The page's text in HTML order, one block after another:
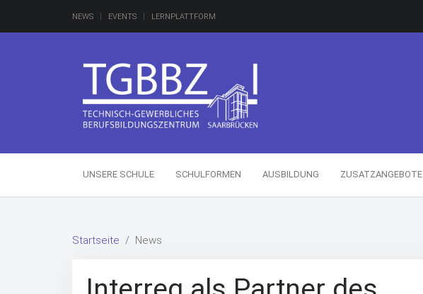
NEWS EVENTS LERNPLATTFORM
UNSERE SCHULE SCHULFORMEN AUSBILDUNG ZUSATZANGEBOTE
Startseite News